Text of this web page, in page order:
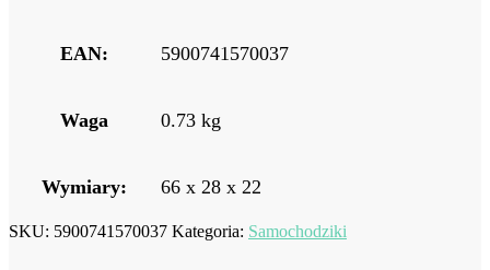
EAN: 5900741570037
Waga 0.73 kg
Wymiary: 66 x 28 x 22
SKU: 5900741570037 Kategoria: Samochodziki